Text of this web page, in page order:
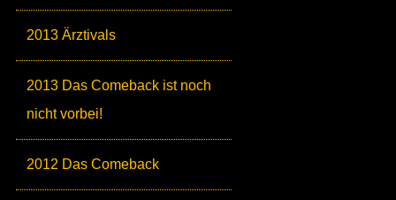
2013 Ärztivals
2013 Das Comeback ist noch
nicht vorbei!
2012 Das Comeback